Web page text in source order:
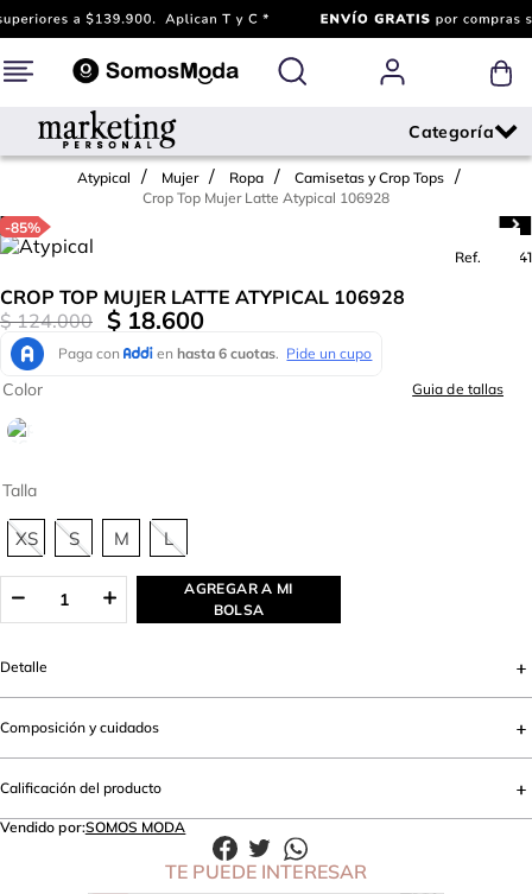
Atypical Mujer Ropa
Camisetas y Crop Tops
Crop Top Mujer Latte Atypical 106928
-85%
Ref.
765841
CROP TOP MUJER LATTE ATYPICAL 106928
$ 124.000 $ 18.600
Talla
XS S M L
Color Guia de tallas
AGREGAR A MI
BOLSA
Detalle
Composición y cuidados
Calificación del producto
Vendido por:SOMOS MODA
TE PUEDE INTERESAR